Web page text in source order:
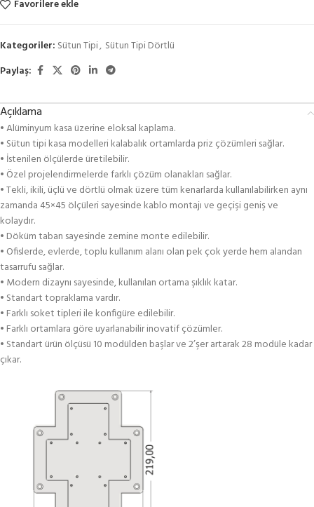
Favorilere ekle
Kategoriler: Sütun Tipi, Sütun Tipi Dörtlü
Paylaş:
Açıklama
• Alüminyum kasa üzerine eloksal kaplama.
• Sütun tipi kasa modelleri kalabalık ortamlarda priz çözümleri sağlar.
• İstenilen ölçülerde üretilebilir.
• Özel projelendirmelerde farklı çözüm olanakları sağlar.
• Tekli, ikili, üçlü ve dörtlü olmak üzere tüm kenarlarda kullanılabilirken aynı
zamanda 45×45 ölçüleri sayesinde kablo montajı ve geçişi geniş ve
kolaydır.
• Döküm taban sayesinde zemine monte edilebilir.
• Ofislerde, evlerde, toplu kullanım alanı olan pek çok yerde hem alandan
tasarrufu sağlar.
• Modern dizaynı sayesinde, kullanılan ortama şıklık katar.
• Standart topraklama vardır.
• Farklı soket tipleri ile konfigüre edilebilir.
• Farklı ortamlara göre uyarlanabilir inovatif çözümler.
• Standart ürün ölçüsü 10 modülden başlar ve 2’şer artarak 28 modüle kadar
çıkar.